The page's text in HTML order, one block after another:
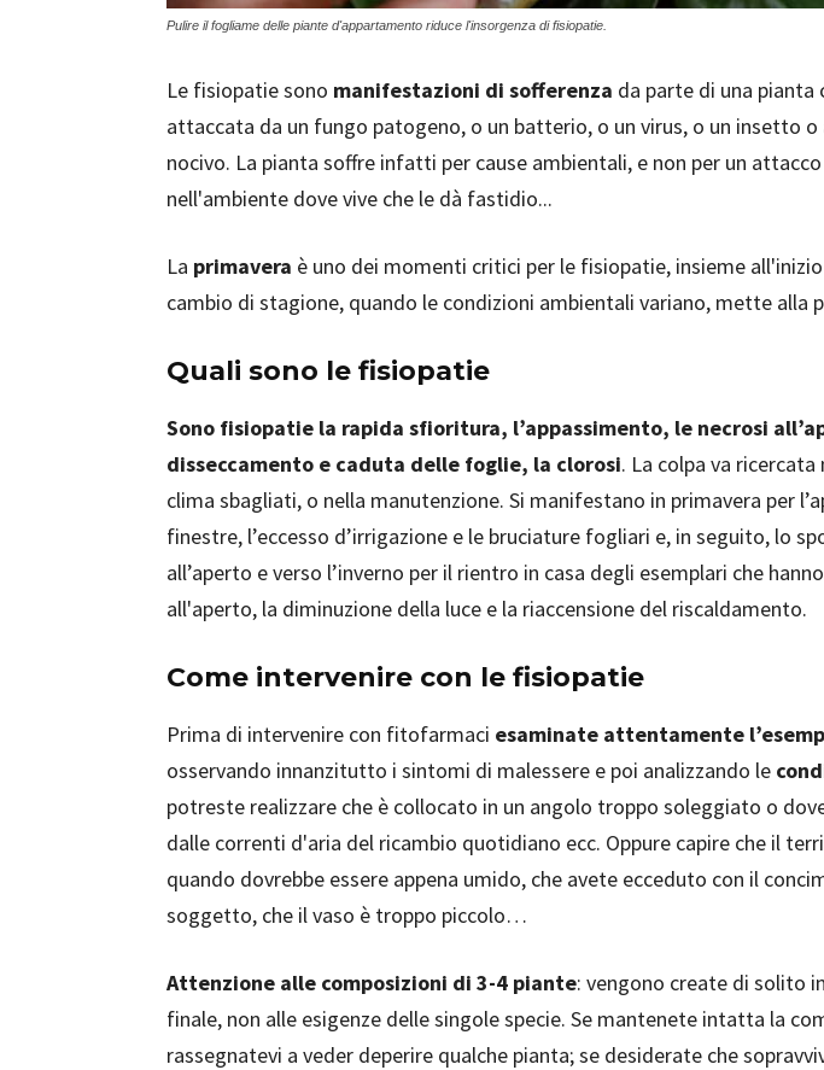
Pulire il fogliame delle piante d'appartamento riduce l'insorgenza di fisiopatie.
Le fisiopatie sono manifestazioni di sofferenza da parte di una pianta
attaccata da un fungo patogeno, o un batterio, o un virus, o un insetto
nocivo. La pianta soffre infatti per cause ambientali, e non per un
nell'ambiente dove vive che le dà fastidio...
La primavera è uno dei momenti critici per le fisiopatie, insieme
cambio di stagione, quando le condizioni ambientali variano, mette alla
Quali sono le fisiopatie
Sono fisiopatie la rapida sfioritura, l’appassimento, le necrosi
disseccamento e caduta delle foglie, la clorosi. La colpa va
clima sbagliati, o nella manutenzione. Si manifestano in primavera per
finestre, l’eccesso d’irrigazione e le bruciature fogliari e, in seguito, lo
all’aperto e verso l’inverno per il rientro in casa degli esemplari che
all'aperto, la diminuzione della luce e la riaccensione del riscaldamento.
Come intervenire con le fisiopatie
Prima di intervenire con fitofarmaci esaminate attentamente
osservando innanzitutto i sintomi di malessere e poi analizzando le
potreste realizzare che è collocato in un angolo troppo soleggiato o
dalle correnti d'aria del ricambio quotidiano ecc. Oppure capire che il
quando dovrebbe essere appena umido, che avete ecceduto con il
soggetto, che il vaso è troppo piccolo…
Attenzione alle composizioni di 3-4 piante: vengono create di solito
finale, non alle esigenze delle singole specie. Se mantenete intatta la
rassegnatevi a veder deperire qualche pianta; se desiderate che